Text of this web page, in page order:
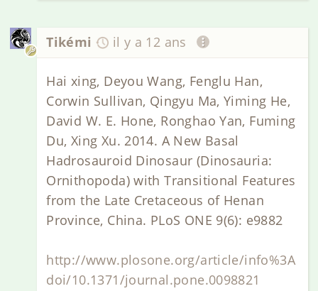
Tikémi il y a 12 ans
Hai xing, Deyou Wang, Fenglu Han,
Corwin Sullivan, Qingyu Ma, Yiming He,
David W. E. Hone, Ronghao Yan, Fuming
Du, Xing Xu. 2014. A New Basal
Hadrosauroid Dinosaur (Dinosauria:
Ornithopoda) with Transitional Features
from the Late Cretaceous of Henan
Province, China. PLoS ONE 9(6): e9882
http://www.plosone.org/article/info%3A
doi/10.1371/journal.pone.0098821